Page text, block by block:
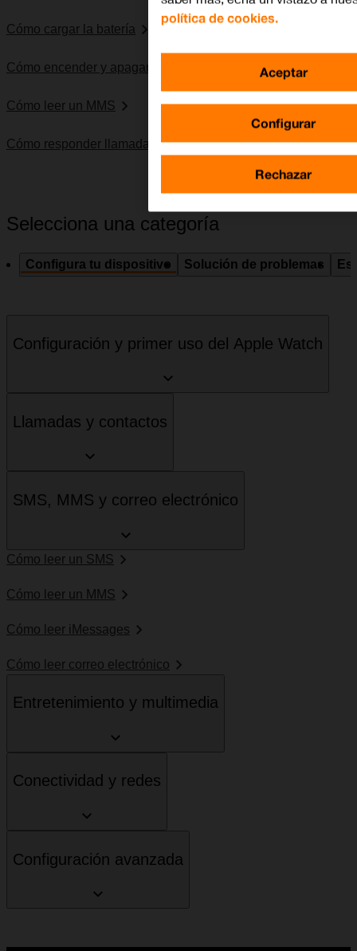
Cómo cargar la batería
Cómo encender y apagar el Apple Watch
Cómo leer un MMS
Cómo responder llamadas
Selecciona una categoría
Configura tu dispositivo Solución de problemas
Configuración y primer uso del Apple Watch
Llamadas y contactos
SMS, MMS y correo electrónico
Cómo leer un SMS
Cómo leer un MMS
Cómo leer iMessages
Cómo leer correo electrónico
Entretenimiento y multimedia
Conectividad y redes
Configuración avanzada
política de cookies.
Configurar
Rechazar
Aceptar